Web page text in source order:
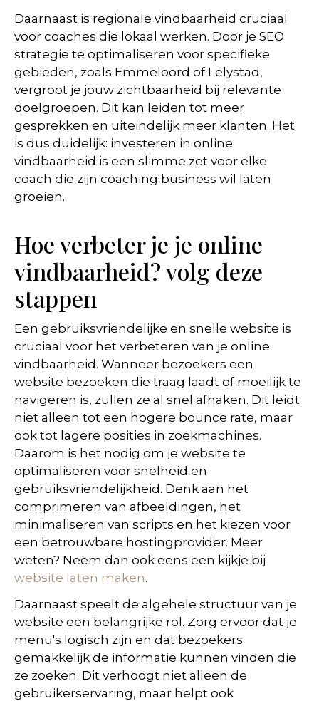
Daarnaast is regionale vindbaarheid cruciaal
voor coaches die lokaal werken. Door je SEO
strategie te optimaliseren voor specifieke
gebieden, zoals Emmeloord of Lelystad,
vergroot je jouw zichtbaarheid bij relevante
doelgroepen. Dit kan leiden tot meer
gesprekken en uiteindelijk meer klanten. Het
is dus duidelijk: investeren in online
vindbaarheid is een slimme zet voor elke
coach die zijn coaching business wil laten
groeien.
Hoe verbeter je je online
vindbaarheid? volg deze
stappen
Een gebruiksvriendelijke en snelle website is
cruciaal voor het verbeteren van je online
vindbaarheid. Wanneer bezoekers een
website bezoeken die traag laadt of moeilijk te
navigeren is, zullen ze al snel afhaken. Dit leidt
niet alleen tot een hogere bounce rate, maar
ook tot lagere posities in zoekmachines.
Daarom is het nodig om je website te
optimaliseren voor snelheid en
gebruiksvriendelijkheid. Denk aan het
comprimeren van afbeeldingen, het
minimaliseren van scripts en het kiezen voor
een betrouwbare hostingprovider. Meer
weten? Neem dan ook eens een kijkje bij
website laten maken.
Daarnaast speelt de algehele structuur van je
website een belangrijke rol. Zorg ervoor dat je
menu's logisch zijn en dat bezoekers
gemakkelijk de informatie kunnen vinden die
ze zoeken. Dit verhoogt niet alleen de
gebruikerservaring, maar helpt ook